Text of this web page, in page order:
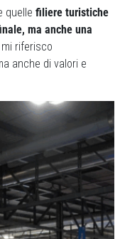
quelle filiere turistiche
ma anche una
mi riferisco
anche di valori e